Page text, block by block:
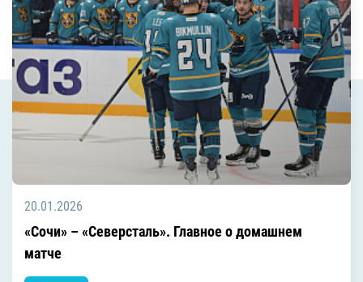
20.01.2026
«Сочи» – «Северсталь». Главное о домашнем
матче